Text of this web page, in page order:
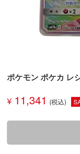
ポケモン ポケカ レ
¥ 11,341